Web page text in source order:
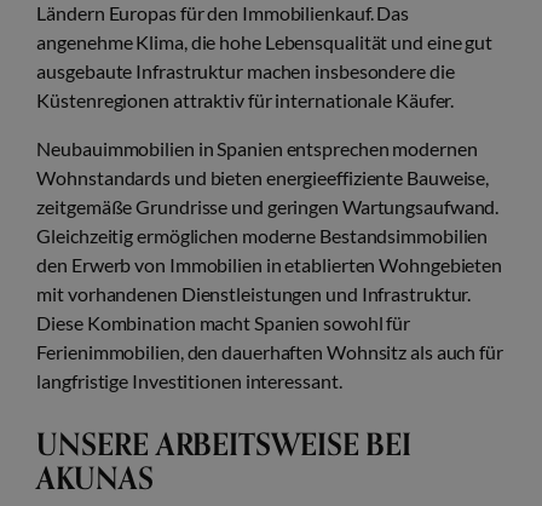
Ländern Europas für den Immobilienkauf. Das
angenehme Klima, die hohe Lebensqualität und eine gut
ausgebaute Infrastruktur machen insbesondere die
Küstenregionen attraktiv für internationale Käufer.
Neubauimmobilien in Spanien entsprechen modernen
Wohnstandards und bieten energieeffiziente Bauweise,
zeitgemäße Grundrisse und geringen Wartungsaufwand.
Gleichzeitig ermöglichen moderne Bestandsimmobilien
den Erwerb von Immobilien in etablierten Wohngebieten
mit vorhandenen Dienstleistungen und Infrastruktur.
Diese Kombination macht Spanien sowohl für
Ferienimmobilien, den dauerhaften Wohnsitz als auch für
langfristige Investitionen interessant.
UNSERE ARBEITSWEISE BEI
AKUNAS